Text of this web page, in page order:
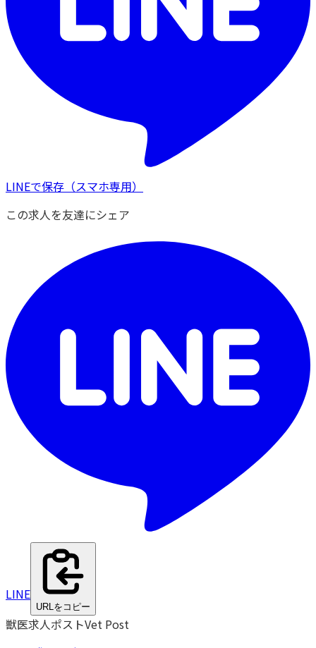
LINEで保存 （スマホ専用）
この求人を友達にシェア
LINE
URLをコピー
獣医求人ポストVet Post